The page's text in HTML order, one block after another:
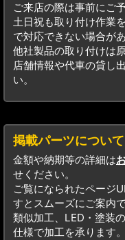
ご来店の際は事前にご
土日祝も取り付け作業
で対応できない場合があ
他社製品の取り付けは
店舗情報や代車の貸し
い。
掲載パーツについて
金額や納期等の詳細は
せください。
ご覧になられたページ
すとスムーズにご案内で
類似加工、LED・塗装
仕様で加工を承ります。